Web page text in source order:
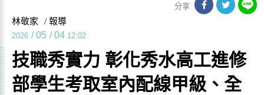
分享
林敬家 / 報導
2026 / 05 / 04 12:02
技職秀實力 彰化秀水高工進修
部學生考取室內配線甲級、全